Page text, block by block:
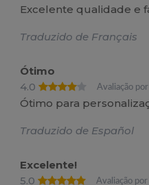
Excelente qualidade e
Traduzido de Français
Ótimo
4.0
Avaliação por
Ótimo para
Traduzido de Español
Excelente!
5.0
Avaliação